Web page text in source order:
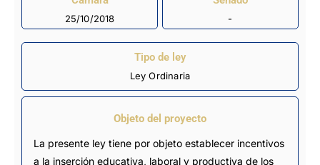
25/10/2018 -
Tipo de ley
Ley Ordinaria
Objeto del proyecto
La presente ley tiene por objeto establecer incentivos
a la inserción educativa, laboral y productiva de los